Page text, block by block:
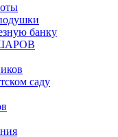
банку
саду